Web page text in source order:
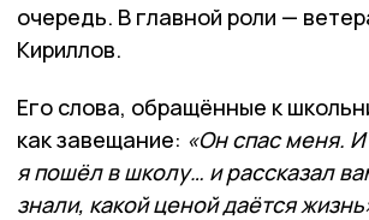
очередь. В главной роли —
Кириллов.
Его слова, обращённые к
как завещание: «Он спас меня.
я пошёл в школу… и рассказал
знали, какой ценой даётся